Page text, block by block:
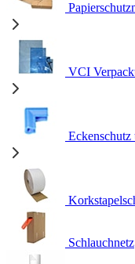
VCI
Eckenschutz
Schlauchnetz